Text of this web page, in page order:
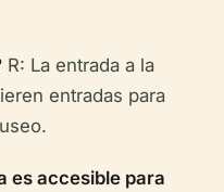
R: La entrada a la
entradas para
es accesible para